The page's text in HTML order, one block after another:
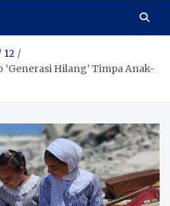
12
Hilang’ Timpa Anak-